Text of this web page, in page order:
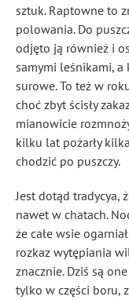
sztuk. Raptowne to
polowania. Do
odjęto ją również i
samymi leśnikami, a
surowe. To też w
choć zbyt ścisły
mianowicie
kilku lat pożarły
chodzić po puszczy.
Jest dotąd tradycya,
nawet w chatach.
że całe wsie
rozkaz wytępiania
znacznie. Dziś są
tylko w części boru,